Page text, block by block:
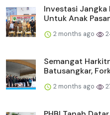
Investasi Jangka
Untuk Anak
2 months ago
Semangat
Batusangkar,
2 months ago